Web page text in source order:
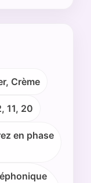
Crème
11, 20
en phase